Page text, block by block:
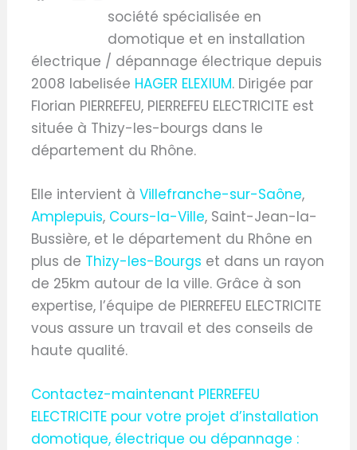
société spécialisée en
domotique et en installation
électrique / dépannage électrique depuis
2008 labelisée HAGER ELEXIUM. Dirigée par
Florian PIERREFEU, PIERREFEU ELECTRICITE est
située à Thizy-les-bourgs dans le
département du Rhône.
Elle intervient àVillefranche-sur-Saône,
Amplepuis, Cours-la-Ville, Saint-Jean-la-
Bussière, et le département du Rhône en
plus de Thizy-les-Bourgs et dans un rayon
de 25km autour de la ville. Grâce à son
expertise, l’équipe de PIERREFEU ELECTRICITE
vous assure un travail et des conseils de
haute qualité.
Contactez-maintenant PIERREFEU
ELECTRICITE pour votre projet d’installation
domotique, électrique ou dépannage :